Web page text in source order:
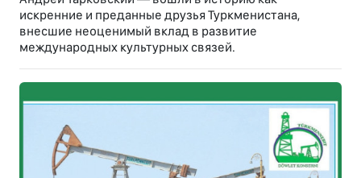
искренние и преданные друзья Туркменистана,
внесшие неоценимый вклад в развитие
международных культурных связей.